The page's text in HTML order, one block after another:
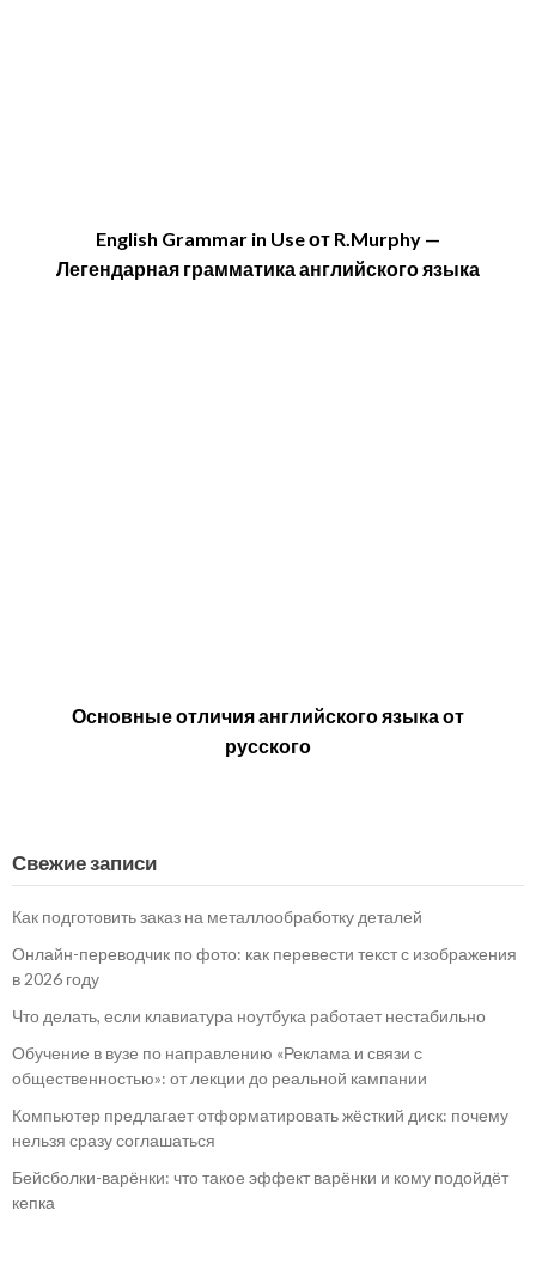
English Grammar in Use от R.Murphy —
Легендарная грамматика английского языка
Основные отличия английского языка от
русского
Свежие записи
Как подготовить заказ на металлообработку деталей
Онлайн-переводчик по фото: как перевести текст с изображения
в 2026 году
Что делать, если клавиатура ноутбука работает нестабильно
Обучение в вузе по направлению «Реклама и связи с
общественностью»: от лекции до реальной кампании
Компьютер предлагает отформатировать жёсткий диск: почему
нельзя сразу соглашаться
Бейсболки-варёнки: что такое эффект варёнки и кому подойдёт
кепка